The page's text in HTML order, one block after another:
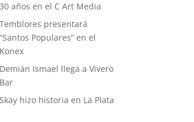
30 años en el C Art Media
Temblores presentará
“Santos Populares” en el
Konex
Demián Ismael llega a Vivero
Bar
Skay hizo historia en La Plata